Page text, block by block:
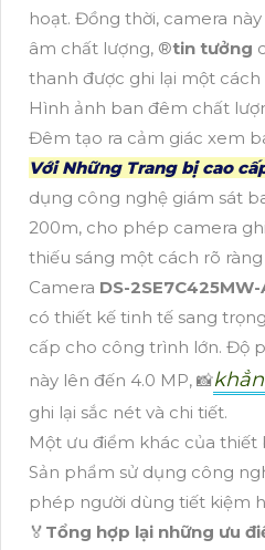
hoạt. Đồng thời, camera
âm chất lượng, ®️tin tưởng
thanh được ghi lại một cách
Hình ảnh ban đêm chất
Đêm tạo ra cảm giác xem
Với Những Trang bị cao
dụng công nghệ giám sát
200m, cho phép camera
thiếu sáng một cách rõ ràng
Camera DS-2SE7C425MW-
có thiết kế tinh tế sang
cấp cho công trình lớn. Độ
này lên đến 4.0 MP, 📸
ghi lại sắc nét và chi tiết.
Một ưu điểm khác của thiết
Sản phẩm sử dụng công
phép người dùng tiết kiệm
️🏅 Tổng hợp lại những ưu